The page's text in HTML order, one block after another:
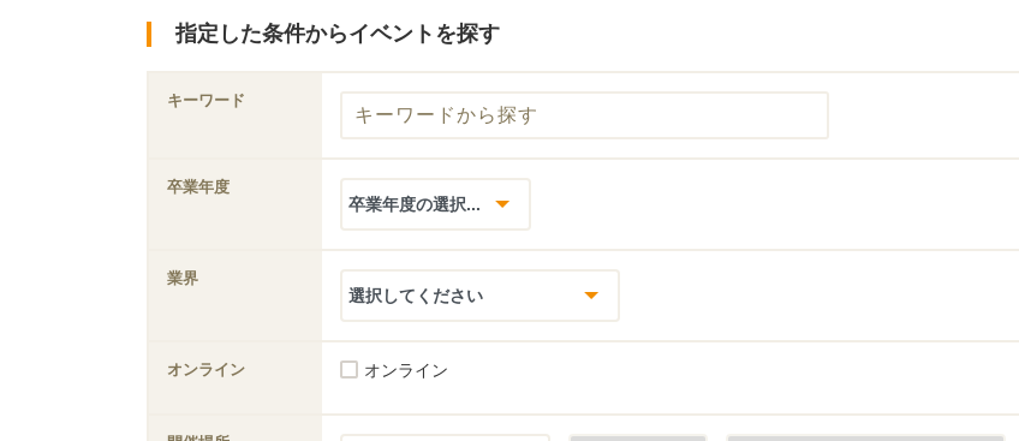
指定した条件からイベントを探す
キーワード
卒業年度
業界
オンライン オンライン